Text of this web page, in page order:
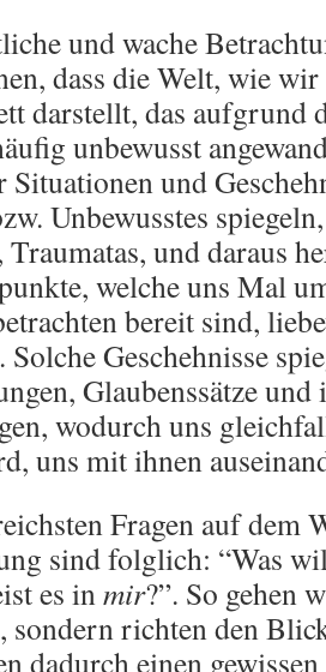
und wache
dass die Welt, wie
darstellt, das aufgrund
unbewusst
und
Unbewusstes
und daraus
welche uns Mal
bereit sind,
Geschehnisse
Glaubenssätze und
wodurch uns
uns mit ihnen
Fragen auf dem
sind folglich: “Was
es inmir?”. So gehen
sondern richten den
dadurch einen